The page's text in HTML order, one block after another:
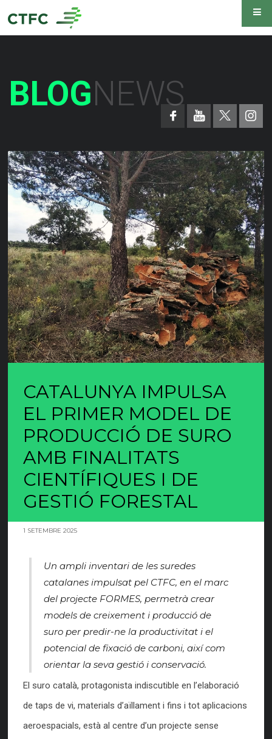
BLOGNEWS
CATALUNYA IMPULSA
EL PRIMER MODEL DE
PRODUCCIÓ DE SURO
AMB FINALITATS
CIENTÍFIQUES I DE
GESTIÓ FORESTAL
1 SETEMBRE 2025
Un ampli inventari de les suredes
catalanes impulsat pel CTFC, en el marc
del projecte FORMES, permetrà crear
models de creixement i producció de
suro per predir-ne la productivitat i el
potencial de fixació de carboni, així com
orientar la seva gestió i conservació.
El suro català, protagonista indiscutible en l’elaboració
de taps de vi, materials d’aïllament i fins i tot aplicacions
aeroespacials, està al centre d’un projecte sense